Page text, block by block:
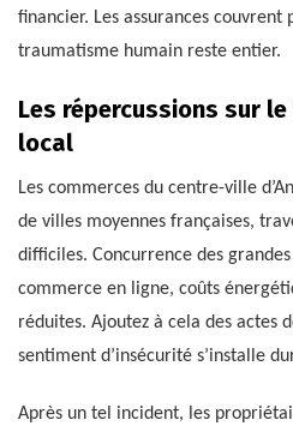
financier. Les assurances couvrent
traumatisme humain reste entier.
Les répercussions sur
local
Les commerces du centre-ville
de villes moyennes françaises,
difficiles. Concurrence des
commerce en ligne, coûts
réduites. Ajoutez à cela des actes
sentiment d’insécurité s’installe
Après un tel incident, les